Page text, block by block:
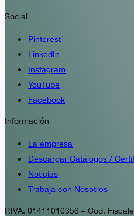
Social
Pinterest
LinkedIn
Instagram
YouTube
Facebook
Información
La empresa
Descargar Catálogos /
Noticias
Trabaja con Nosotros
P.IVA. 01411010356 – Cod.